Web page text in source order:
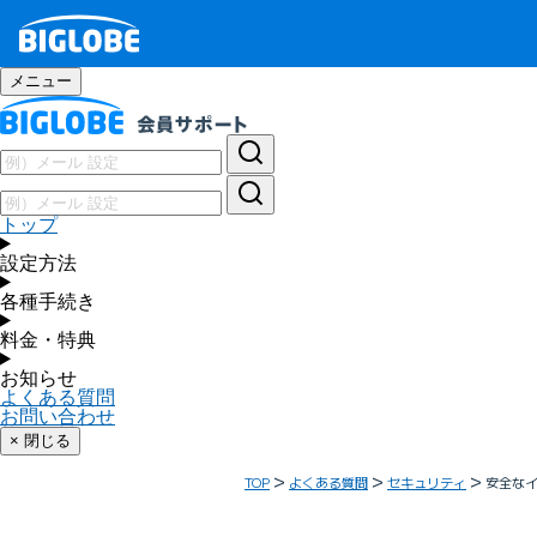
メニュー
トップ
設定方法
各種手続き
料金・特典
お知らせ
よくある質問
お問い合わせ
× 閉じる
TOP よくある質問 セキュリティ 安全な